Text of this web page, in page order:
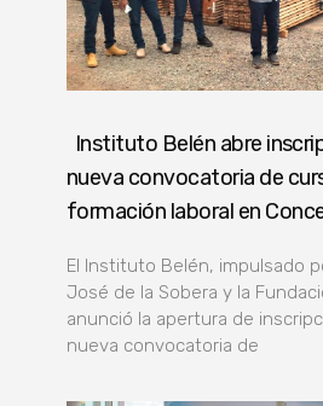
Instituto Belén abre
nueva convocatoria de
formación laboral en
El Instituto Belén, impulsado
José de la Sobera y la
anunció la apertura de
nueva convocatoria de